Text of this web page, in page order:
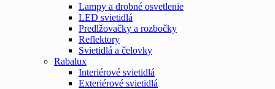
Lampy a drobné osvetlenie
LED svietidlá
Predlžovačky a rozbočky
Reflektory
Svietidlá a čelovky
Rabalux
Interiérové svietidlá
Exteriérové svietidlá